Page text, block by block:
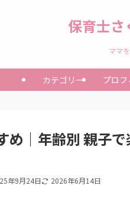
保育士
ママ
カテゴリー プロ
め｜年齢別 親子
年9月24日 2026年6月14日